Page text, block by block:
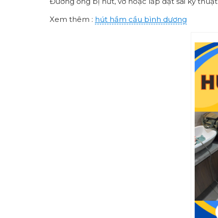
Xem thêm : hút hầm cầu bình dương